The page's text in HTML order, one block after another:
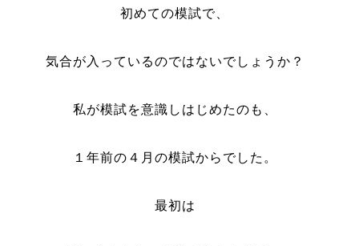
初めての模試で、
気合が入っているのではないでしょうか？
私が模試を意識しはじめたのも、
１年前の４月の模試からでした。
最初は